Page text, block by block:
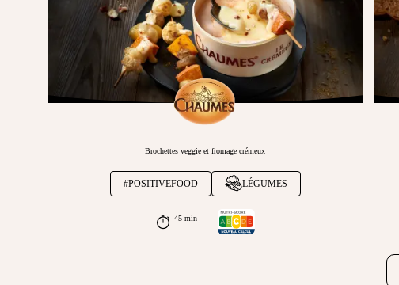
Brochettes veggie et fromage crémeux
#POSITIVEFOOD LÉGUMES
45 min